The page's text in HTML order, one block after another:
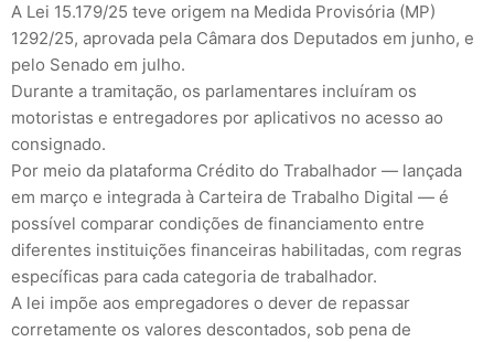
A Lei 15.179/25 teve origem na Medida Provisória (MP)
1292/25, aprovada pela Câmara dos Deputados em junho, e
pelo Senado em julho.
Durante a tramitação, os parlamentares incluíram os
motoristas e entregadores por aplicativos no acesso ao
consignado.
Por meio da plataforma Crédito do Trabalhador — lançada
em março e integrada à Carteira de Trabalho Digital — é
possível comparar condições de financiamento entre
diferentes instituições financeiras habilitadas, com regras
específicas para cada categoria de trabalhador.
A lei impõe aos empregadores o dever de repassar
corretamente os valores descontados, sob pena de